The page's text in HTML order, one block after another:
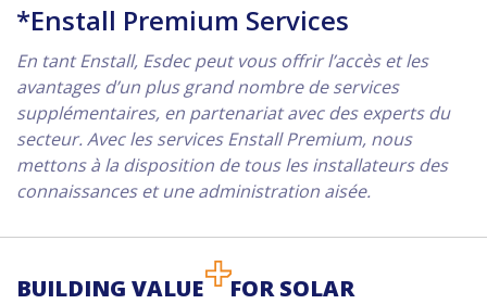
*Enstall Premium Services
En tant Enstall, Esdec peut vous offrir l’accès et les
avantages d’un plus grand nombre de services
supplémentaires, en partenariat avec des experts du
secteur. Avec les services Enstall Premium, nous
mettons à la disposition de tous les installateurs des
connaissances et une administration aisée.
BUILDING VALUE
FOR SOLAR